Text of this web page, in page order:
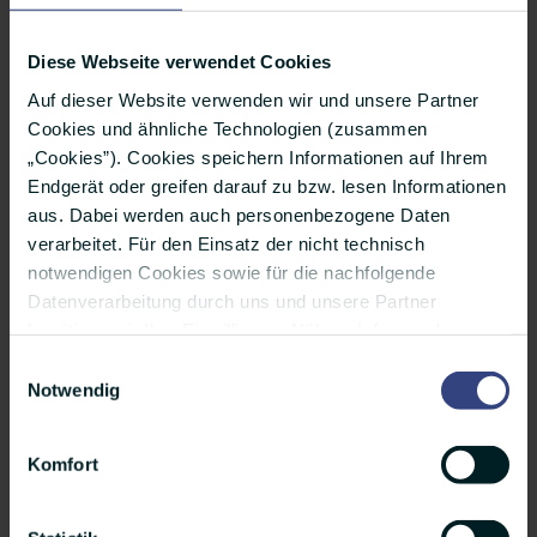
Diese Webseite verwendet Cookies
Auf dieser Website verwenden wir und unsere Partner
Cookies und ähnliche Technologien (zusammen
„Cookies”). Cookies speichern Informationen auf Ihrem
Endgerät oder greifen darauf zu bzw. lesen Informationen
aus. Dabei werden auch personenbezogene Daten
verarbeitet. Für den Einsatz der nicht technisch
notwendigen Cookies sowie für die nachfolgende
Datenverarbeitung durch uns und unsere Partner
Partnern und einer möglichen Datenübermittlung in
Länder außerhalb der Europäischen Union finden Sie
unter „Details”. Ihre Auswahl können Sie jederzeit über
das kleine Icon unten auf der Website widerrufen oder
unserer Datenschutzerklärung.
Notwendig
Komfort
die Blätter, sie rauschen mit Macht.
Ein Vogel, so fröhlich, sein Ruf,
die Natur, sie erwacht.
Damit lassen wir euch jetzt einfach mal allein.
Mit Storytelling höhere Sichtbarkeit bei
Google generieren
Aktionstage aus unserem Social-Media-
Verbreitungsnetzwerk ots steigern wir die